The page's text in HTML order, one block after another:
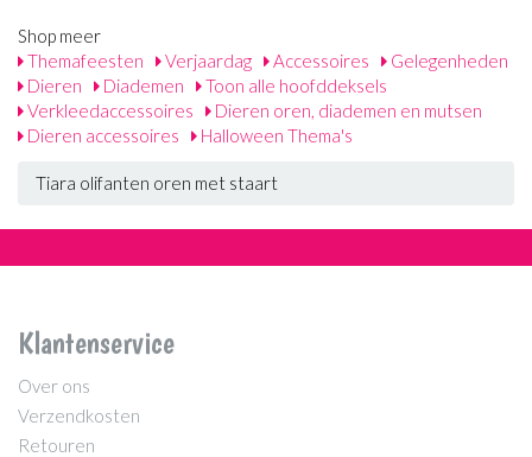
Shop meer
Themafeesten
Verjaardag Accessoires
Gelegenheden
Dieren
Diademen
Toon alle hoofddeksels
Verkleedaccessoires
Dieren oren, diademen en mutsen
Dieren accessoires
Halloween Thema's
Tiara olifanten oren met staart
Klantenservice
Over ons
Verzendkosten
Retouren